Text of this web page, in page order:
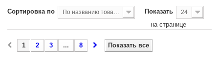
Сортировка по По названию товара, от А до Я Показать 24
на странице
Показать все
1 2 3 ... 8